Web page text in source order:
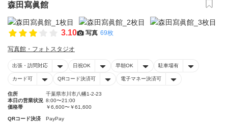
森田寫眞館
3.10 写真 69枚
写真館・フォトスタジオ
出張・訪問対応 日祝OK 早朝OK 駐車場有
カード可 QRコード決済可 電子マネー決済可
住所
千葉県市川市八幡1-2-23
本日の営業状況 8:00〜21:00
価格帯
￥6,600〜￥61,600
QRコード決済 PayPay